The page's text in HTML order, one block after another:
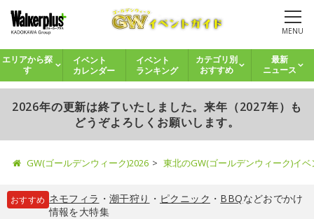
MENU
エリアから探
す
イベント
カレンダー
イベント
ランキング
カテゴリ別
おすすめ
最新
ニュース
2026年の更新は終了いたしました。来年（2027年）も
どうぞよろしくお願いします。
GW(ゴールデンウィーク)2026 東北のGW(ゴールデンウィーク)イ
おすすめ ネモフィラ ・ 潮干狩り ・ ピクニック ・ BBQなどおでかけ
情報を大特集